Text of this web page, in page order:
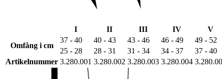
I II III IV
V
Omfång i cm
37 - 40 40 - 43 43 - 46 46 - 49
49 - 52
25 - 28
28 - 31 31 - 34 34 - 37
37 - 40
Artikelnummer 3.280.001 3.280.002 3.280.003 3.280.004
cF